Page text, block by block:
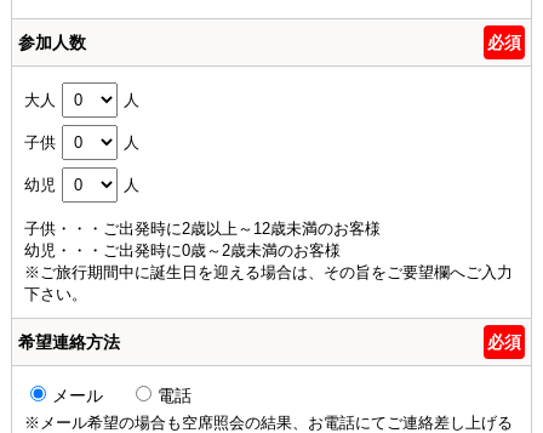
参加人数 必須
大人 人
子供 人
幼児 人
子供・・・ご出発時に2歳以上～12歳未満のお客様
幼児・・・ご出発時に0歳～2歳未満のお客様
※ご旅行期間中に誕生日を迎える場合は、その旨をご要望欄へご入力
下さい。
希望連絡方法 必須
メール 電話
※メール希望の場合も空席照会の結果、お電話にてご連絡差し上げる